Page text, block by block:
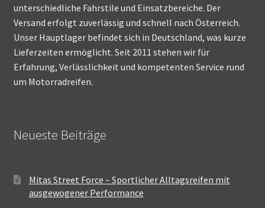
unterschiedliche Fahrstile und Einsatzbereiche. Der
Versand erfolgt zuverlässig und schnell nach Österreich.
Unser Hauptlager befindet sich in Deutschland, was kurze
Lieferzeiten ermöglicht. Seit 2011 stehen wir für
Erfahrung, Verlässlichkeit und kompetenten Service rund
um Motorradreifen.
Neueste Beiträge
Mitas Street Force – Sportlicher Alltagsreifen mit
ausgewogener Performance